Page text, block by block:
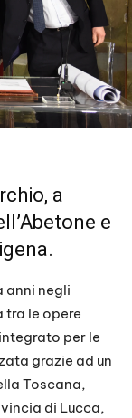
a
e
anni negli
tra le opere
per le
grazie ad un
Toscana,
di Lucca,